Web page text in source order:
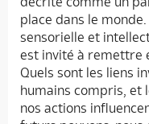
place dans le monde.
sensorielle et
est invité à remettre
Quels sont les liens
humains compris, et
nos actions